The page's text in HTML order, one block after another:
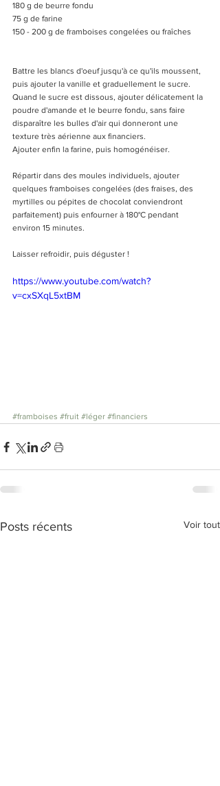
180 g de beurre fondu
75 g de farine
150 - 200 g de framboises congelées ou fraîches
Battre les blancs d'oeuf jusqu'à ce qu'ils moussent,
puis ajouter la vanille et graduellement le sucre.
Quand le sucre est dissous, ajouter délicatement la
poudre d'amande et le beurre fondu, sans faire
disparaître les bulles d'air qui donneront une
texture très aérienne aux financiers.
Ajouter enfin la farine, puis homogénéiser.
Répartir dans des moules individuels, ajouter
quelques framboises congelées (des fraises, des
myrtilles ou pépites de chocolat conviendront
parfaitement) puis enfourner à 180°C pendant
environ 15 minutes.
Laisser refroidir, puis déguster !
https://www.youtube.com/watch?
v=cxSXqL5xtBM
#framboises #fruit #léger #financiers
Posts récents Voir tout